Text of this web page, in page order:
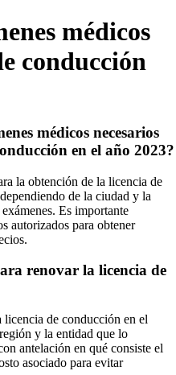
médicos
conducción
médicos necesarios
en el año 2023?
la obtención de la licencia de
de la ciudad y la
Es importante
autorizados para obtener
renovar la licencia de
de conducción en el
y la entidad que lo
antelación en qué consiste el
asociado para evitar